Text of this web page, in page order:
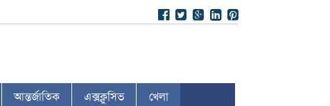
আন্তর্জাতিক এক্সক্লুসিভ খেলা